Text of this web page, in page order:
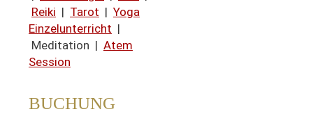
Reiki | Tarot | Yoga
Einzelunterricht |
Meditation | Atem
Session
BUCHUNG